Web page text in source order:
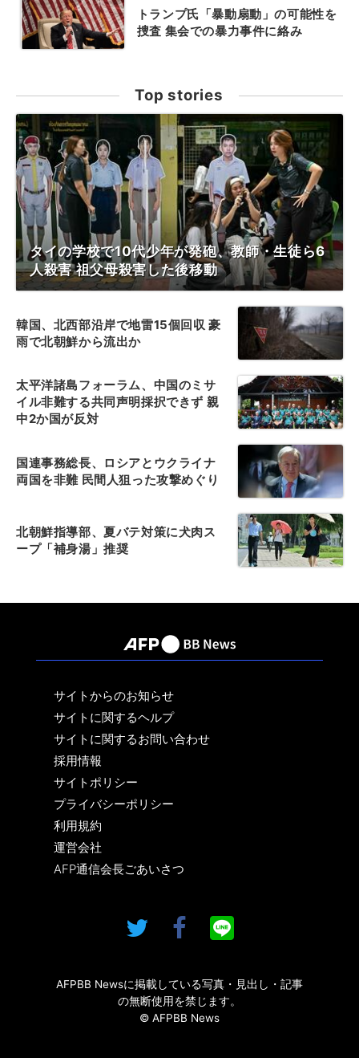
トランプ氏「暴動扇動」の可能性を
捜査 集会での暴力事件に絡み
Top stories
タイの学校で10代少年が発砲、教師・生徒ら6
人殺害 祖父母殺害した後移動
韓国、北西部沿岸で地雷15個回収 豪
雨で北朝鮮から流出か
太平洋諸島フォーラム、中国のミサ
イル非難する共同声明採択できず 親
中2か国が反対
国連事務総長、ロシアとウクライナ
両国を非難 民間人狙った攻撃めぐり
北朝鮮指導部、夏バテ対策に犬肉ス
ープ「補身湯」推奨
サイトからのお知らせ
サイトに関するヘルプ
サイトに関するお問い合わせ
採用情報
サイトポリシー
プライバシーポリシー
利用規約
運営会社
AFP通信会長ごあいさつ
AFPBB Newsに掲載している写真・見出し・記事
の無断使用を禁じます。
© AFPBB News